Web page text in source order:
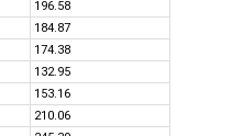
196.58
184.87
174.38
132.95
153.16
210.06